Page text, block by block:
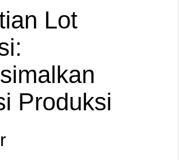
Lot
Produksi